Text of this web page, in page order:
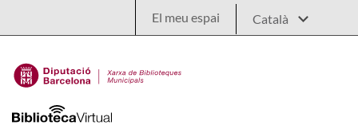
El meu espai